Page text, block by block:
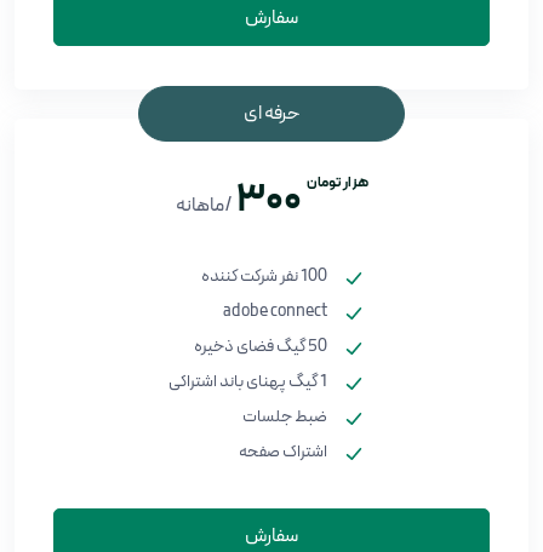
سفارش
حرفه ای
هزار تومان 300 /ماهانه
100 نفر شرکت کننده
adobe connect
50 گیگ فضای ذخیره
1 گیگ پهنای باند اشتراکی
ضبط جلسات
اشتراک صفحه
سفارش